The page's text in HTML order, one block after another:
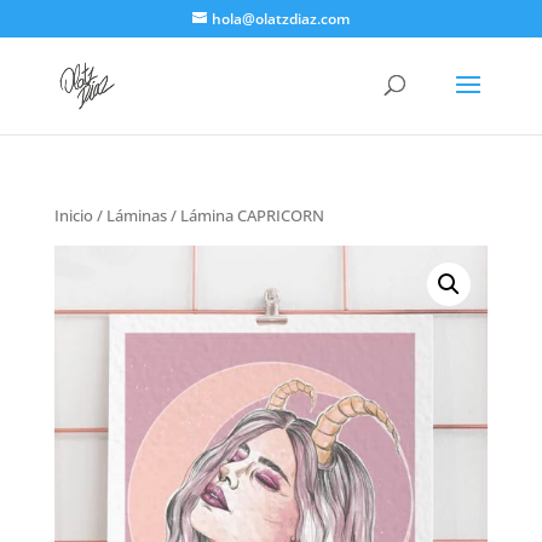
hola@olatzdiaz.com
Inicio / Láminas/ Lámina CAPRICORN